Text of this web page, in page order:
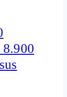
8.900